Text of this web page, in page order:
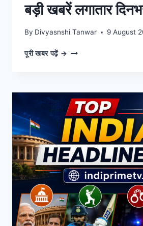
बड़ी खबरें लगातार
By Divyasnshi Tanwar 9 August
पूरी खबर पढ़ें → लाइव
अगस्त,
सुबह
से
बड़ी
खबरें
लगातार
दिनभर